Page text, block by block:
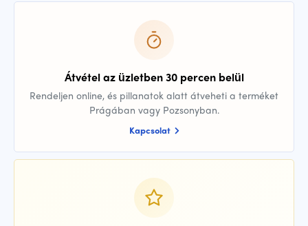
Átvétel az üzletben 30 percen belül
Rendeljen online, és pillanatok alatt átveheti a terméket
Prágában vagy Pozsonyban.
Kapcsolat